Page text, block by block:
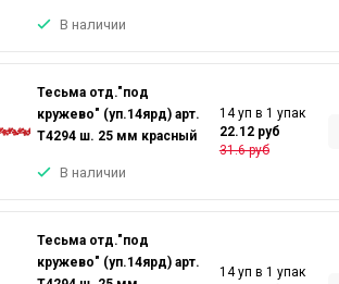
В наличии
Тесьма отд."под
кружево" (уп.14ярд) арт.
T4294 ш. 25 мм красный
В наличии
14 уп в 1 упак
22.12 руб
31.6 руб
Тесьма отд."под
кружево" (уп.14ярд) арт.
14 уп в 1 упак